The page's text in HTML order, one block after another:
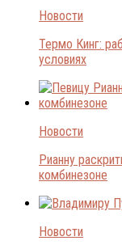
Новости
Термо Кинг:
условиях
Новости
Рианну
комбинезоне
Новости